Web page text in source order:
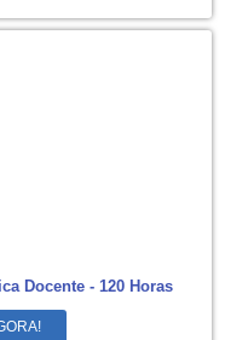
Docente - 120 Horas